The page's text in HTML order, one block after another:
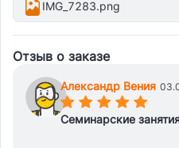
IMG_7283.png
Отзыв о заказе
Александр Вения
(*)(*)(*)(*)(*)
Семинарские